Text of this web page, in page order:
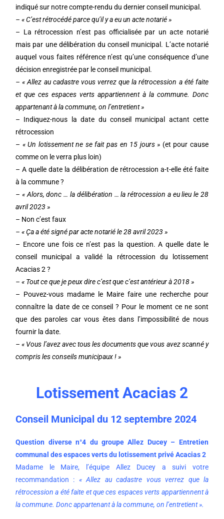
indiqué sur notre compte-rendu du dernier conseil municipal.
– « C’est rétrocédé parce qu’il y a eu un acte notarié »
– La rétrocession n’est pas officialisée par un acte notarié
mais par une délibération du conseil municipal. L’acte notarié
auquel vous faites référence n’est qu’une conséquence d’une
décision enregistrée par le conseil municipal.
– « Allez au cadastre vous verrez que la rétrocession a été faite
et que ces espaces verts appartiennent à la commune. Donc
appartenant à la commune, on l’entretient »
– Indiquez-nous la date du conseil municipal actant cette
rétrocession
– « Un lotissement ne se fait pas en 15 jours » (et pour cause
comme on le verra plus loin)
– A quelle date la délibération de rétrocession a-t-elle été faite
à la commune ?
– « Alors, donc … la délibération … la rétrocession a eu lieu le 28
avril 2023 »
– Non c’est faux
– « Ça a été signé par acte notarié le 28 avril 2023 »
– Encore une fois ce n’est pas la question. A quelle date le
conseil municipal a validé la rétrocession du lotissement
Acacias 2 ?
– « Tout ce que je peux dire c’est que c’est antérieur à 2018 »
– Pouvez-vous madame le Maire faire une recherche pour
connaître la date de ce conseil ? Pour le moment ce ne sont
que des paroles car vous êtes dans l’impossibilité de nous
fournir la date.
– « Vous l’avez avec tous les documents que vous avez scanné y
compris les conseils municipaux ! »
Lotissement Acacias 2
Conseil Municipal du 12 septembre 2024
Question diverse n°4 du groupe Allez Ducey – Entretien
communal des espaces verts du lotissement privé Acacias 2
Madame le Maire, l’équipe Allez Ducey a suivi votre
recommandation : « Allez au cadastre vous verrez que la
rétrocession a été faite et que ces espaces verts appartiennent à
la commune. Donc appartenant à la commune, on l’entretient ».